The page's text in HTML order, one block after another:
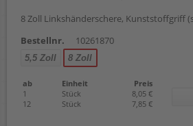
8 Zoll Linkshänderschere, Kunststoffgriff
Bestellnr.
10261870
5,5 Zoll 8 Zoll
ab Einheit
Preis
1
Stück
8,05 €
12
Stück 7,85 €